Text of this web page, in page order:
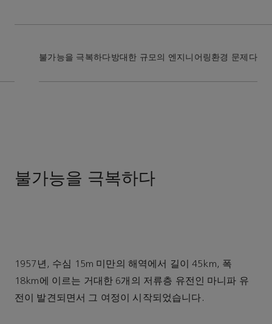
불가능을 극복하다방대한 규모의 엔지니어링 환경 문제 다양
불가능을 극복하다
1957년, 수심 15m 미만의 해역에서 길이 45km, 폭
18km에 이르는 거대한 6개의 저류층 유전인 마니파 유
전이 발견되면서 그 여정이 시작되었습니다.